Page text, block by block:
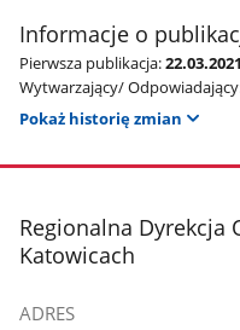
Informacje o
Pierwsza publikacja:
Wytwarzający/
Pokaż historię zmian
stopka
Regionalna Dyrekcja
Katowicach
ADRES